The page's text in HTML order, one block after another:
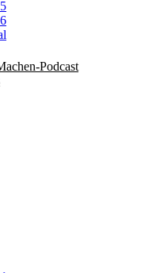
Podcast